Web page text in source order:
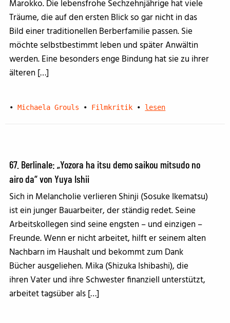
Marokko. Die lebensfrohe Sechzehnjährige hat viele
Träume, die auf den ersten Blick so gar nicht in das
Bild einer traditionellen Berberfamilie passen. Sie
möchte selbstbestimmt leben und später Anwältin
werden. Eine besonders enge Bindung hat sie zu ihrer
älteren […]
• Michaela Grouls • Filmkritik • lesen
67. Berlinale: „Yozora ha itsu demo saikou mitsudo no
airo da“ von Yuya Ishii
Sich in Melancholie verlieren Shinji (Sosuke Ikematsu)
ist ein junger Bauarbeiter, der ständig redet. Seine
Arbeitskollegen sind seine engsten – und einzigen –
Freunde. Wenn er nicht arbeitet, hilft er seinem alten
Nachbarn im Haushalt und bekommt zum Dank
Bücher ausgeliehen. Mika (Shizuka Ishibashi), die
ihren Vater und ihre Schwester finanziell unterstützt,
arbeitet tagsüber als […]